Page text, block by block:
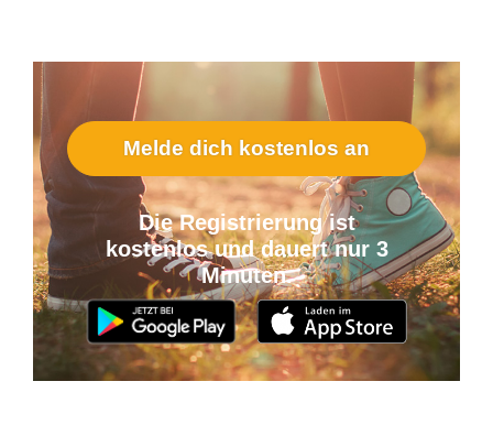
Melde dich kostenlos an
Die Registrierung ist
kostenlos und dauert nur 3
Minuten.